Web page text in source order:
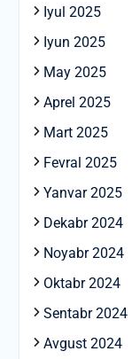
Iyul 2025
Iyun 2025
May 2025
Aprel 2025
Mart 2025
Fevral 2025
Yanvar 2025
Dekabr 2024
Noyabr 2024
Oktabr 2024
Sentabr 2024
Avgust 2024